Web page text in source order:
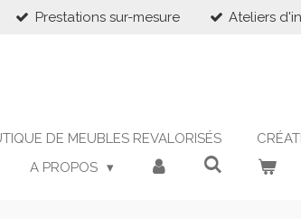
Prestations sur-mesure Ateliers
DE MEUBLES REVALORISÉS
A PROPOS